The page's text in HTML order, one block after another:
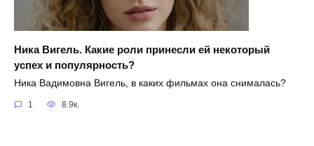
Ника Вигель. Какие роли принесли ей некоторый
успех и популярность?
Ника Вадимовна Вигель, в каких фильмах она снималась?
1 8.9к.